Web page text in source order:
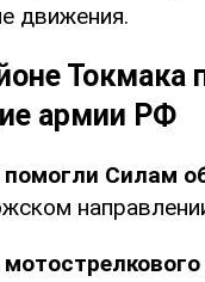
движения.
Токмака
армии РФ
помогли Силам